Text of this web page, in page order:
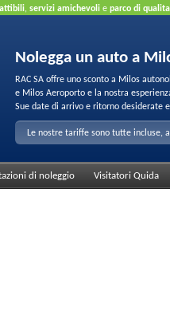
, servizi amichevoli e parco di
Nolegga un auto a
RAC SA offre uno sconto a Milos
e Milos Aeroporto e la nostra
Sue date di arrivo e ritorno desiderate
Le nostre tariffe sono tutte incluse,
di noleggio Visitatori Quida